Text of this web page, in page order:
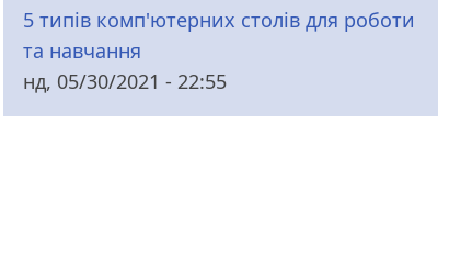
5 типів комп'ютерних столів для роботи
та навчання
нд, 05/30/2021 - 22:55